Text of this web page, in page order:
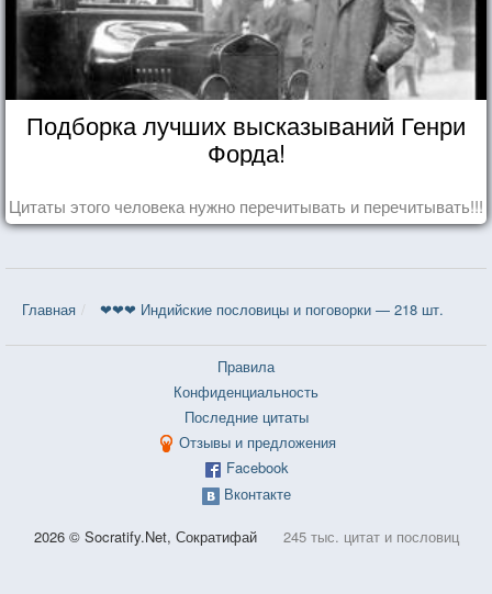
Подборка лучших высказываний Генри
Форда!
Цитаты этого человека нужно перечитывать и перечитывать!!!
Главная ❤❤❤ Индийские пословицы и поговорки — 218 шт.
Правила
Конфиденциальность
Последние цитаты
Отзывы и предложения
Facebook
Вконтакте
2026 © Socratify.Net, Сократифай 245 тыс. цитат и пословиц